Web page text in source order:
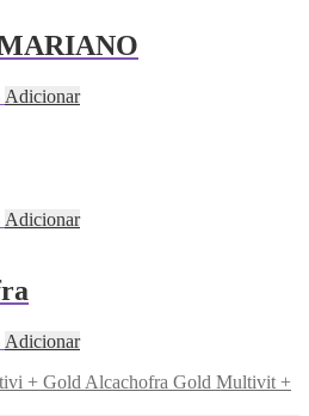
Adicionar
Adicionar
Adicionar
Gold Multivit +